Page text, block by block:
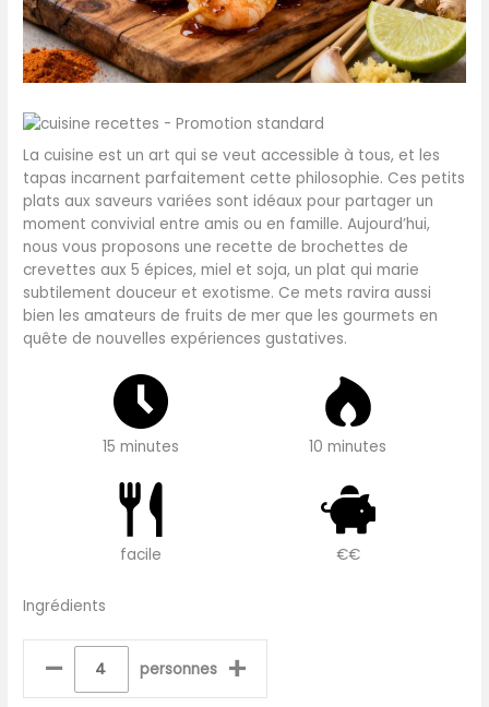
La cuisine est un art qui se veut accessible à tous, et les
tapas incarnent parfaitement cette philosophie. Ces petits
plats aux saveurs variées sont idéaux pour partager un
moment convivial entre amis ou en famille. Aujourd’hui,
nous vous proposons une recette de brochettes de
crevettes aux 5 épices, miel et soja, un plat qui marie
subtilement douceur et exotisme. Ce mets ravira aussi
bien les amateurs de fruits de mer que les gourmets en
quête de nouvelles expériences gustatives.
15 minutes 10 minutes
facile €€
Ingrédients
– personnes +